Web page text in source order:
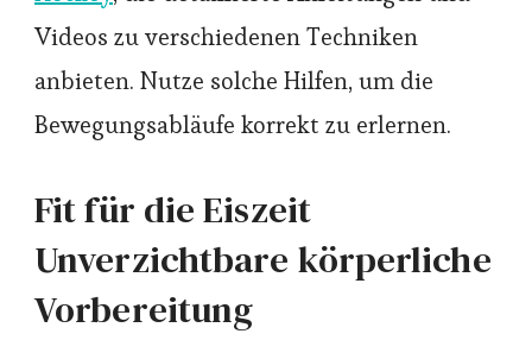
Videos zu verschiedenen Techniken
anbieten. Nutze solche Hilfen, um die
Bewegungsabläufe korrekt zu erlernen.
Fit für die Eiszeit
Unverzichtbare körperliche
Vorbereitung